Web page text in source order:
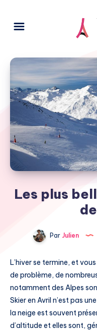
Les plus
ParJulien
L’hiver se termine, et
de problème, de
notamment des Alpes
Skier en Avril n’est pas
la neige est souvent
d’altitude et elles sont,